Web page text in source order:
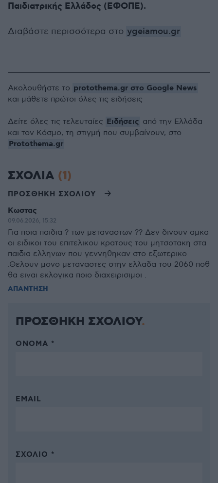
Παιδιατρικής Ελλάδος (ΕΦΟΠΕ).
Διαβάστε περισσότερα στο ygeiamou.gr
Ακολουθήστε το protothema.gr στο Google News
και μάθετε πρώτοι όλες τις ειδήσεις
Δείτε όλες τις τελευταίες Ειδήσεις από την Ελλάδα
και τον Κόσμο, τη στιγμή που συμβαίνουν, στο
Protothema.gr
ΣΧΟΛΙΑ (1)
ΠΡΟΣΘΗΚΗ ΣΧΟΛΙΟΥ
Κωστας
09.06.2026, 15:32
Για ποια παιδια ? των μεταναστων ?? Δεν δινουν αμκα
οι ειδικοι του επιτελικου κρατους του μητσοτακη στα
παιδια ελληνων που γεννηθηκαν στο εξωτερικο
.Θελουν μονο μεταναστες στην ελλαδα του 2060 ποθ
θα ειναι εκλογικα ποιο διαχειρισιμοι .
ΑΠΑΝΤΗΣΗ
ΠΡΟΣΘΗΚΗ ΣΧΟΛΙΟΥ
ΌΝΟΜΑ *
EMAIL
ΣΧΌΛΙΟ *